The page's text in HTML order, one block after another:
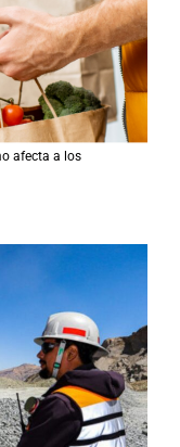
afecta a los